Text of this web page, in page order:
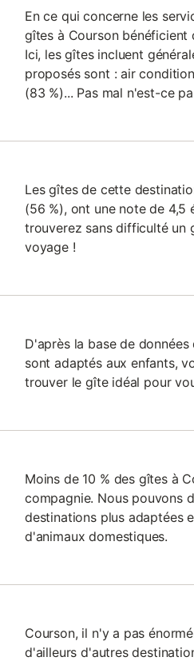
En ce qui concerne les
gîtes à Courson
Ici, les gîtes incluent
proposés sont : air
(83 %)... Pas mal n'est-ce
Les gîtes de cette
(56 %), ont une note de 4,5
trouverez sans difficulté
voyage !
D'après la base de
sont adaptés aux enfants,
trouver le gîte idéal pour
Moins de 10 % des gîtes à
compagnie. Nous pouvons
destinations plus adaptées
d'animaux domestiques.
Courson, il n'y a pas
d'ailleurs d'autres